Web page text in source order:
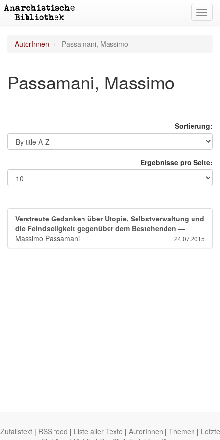
AutorInnen Passamani, Massimo
Passamani, Massimo
Sortierung:
Ergebnisse pro Seite:
Verstreute Gedanken über Utopie, Selbstverwaltung und
die Feindseligkeit gegenüber dem Bestehenden —
Massimo Passamani
24.07.2015
Zufallstext | RSS feed | Liste aller Texte | AutorInnen | Themen | Letzte